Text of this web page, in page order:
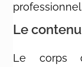
Le
Le corps